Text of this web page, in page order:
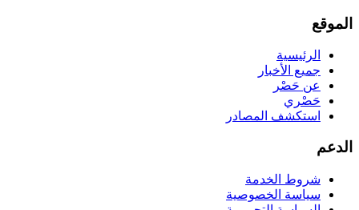
الموقع
الرئيسية
جميع الأخبار
عن حَصْر
حَصْري
استكشف المصادر
الدعم
شروط الخدمة
سياسة الخصوصية